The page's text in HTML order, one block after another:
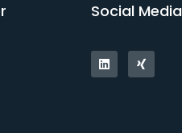
Social Media